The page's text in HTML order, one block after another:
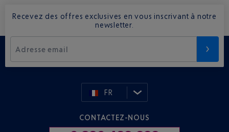
Recevez des offres exclusives en vous inscrivant à notre
newsletter.
Adresse email
FR
CONTACTEZ-NOUS